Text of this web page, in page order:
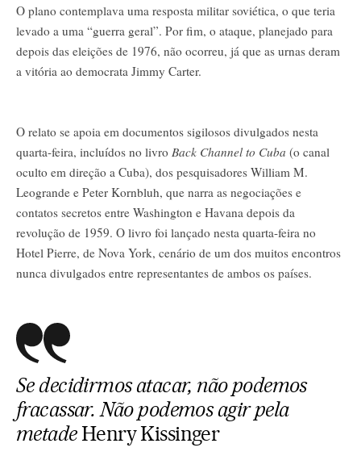
O plano contemplava uma resposta militar soviética, o que teria
levado a uma “guerra geral”. Por fim, o ataque, planejado para
depois das eleições de 1976, não ocorreu, já que as urnas deram
a vitória ao democrata Jimmy Carter.
O relato se apoia em documentos sigilosos divulgados nesta
quarta-feira, incluídos no livro Back Channelto Cuba (o canal
oculto em direção a Cuba), dos pesquisadores William M.
Leogrande e Peter Kornbluh, que narra as negociações e
contatos secretos entre Washington e Havana depois da
revolução de 1959. O livro foi lançado nesta quarta-feira no
Hotel Pierre, de Nova York, cenário de um dos muitos encontros
nunca divulgados entre representantes de ambos os países.
Se decidirmos atacar, não podemos
fracassar. Não podemos agir pela
metade Henry Kissinger